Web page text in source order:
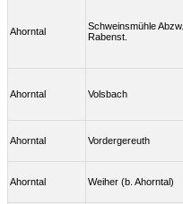
Ahorntal
Schweinsmühle Abzw.
Rabenst.
Ahorntal Volsbach
Ahorntal Vordergereuth
Ahorntal Weiher (b. Ahorntal)